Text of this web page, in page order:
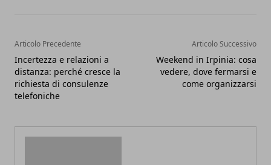
Articolo Precedente
Incertezza e relazioni a
distanza: perché cresce la
richiesta di consulenze
telefoniche
Articolo Successivo
Weekend in Irpinia: cosa
vedere, dove fermarsi e
come organizzarsi